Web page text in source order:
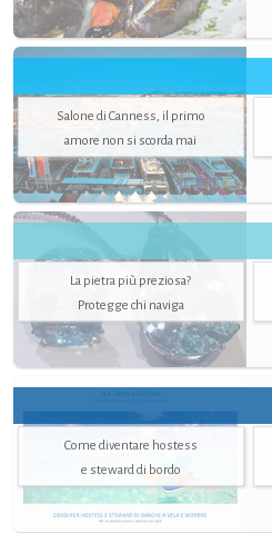
Salone di Canness, il primo
amore non si scorda mai
La pietra più preziosa?
Protegge chi naviga
Come diventare hostess
e steward di bordo